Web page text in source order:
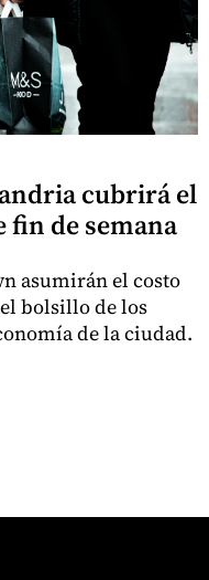
cubrirá el
fin de semana
asumirán el costo
bolsillo de los
de la ciudad.